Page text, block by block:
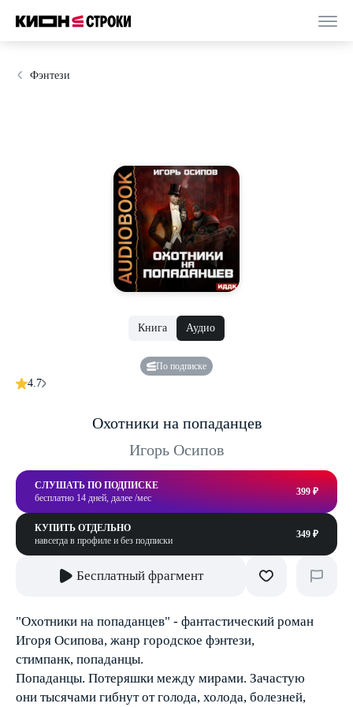
Фэнтези
Книга Аудио
По подписке
4.7
Охотники на попаданцев
Игорь Осипов
СЛУШАТЬ ПО ПОДПИСКЕ
бесплатно 14 дней, далее /мес
399 ₽
КУПИТЬ ОТДЕЛЬНО
навсегда в профиле и без подписки
349 ₽
Бесплатный фрагмент
"Охотники на попаданцев" - фантастический роман
Игоря Осипова, жанр городское фэнтези,
стимпанк, попаданцы.
Попаданцы. Потеряшки между мирами. Зачастую
они тысячами гибнут от голода, холода, болезней,